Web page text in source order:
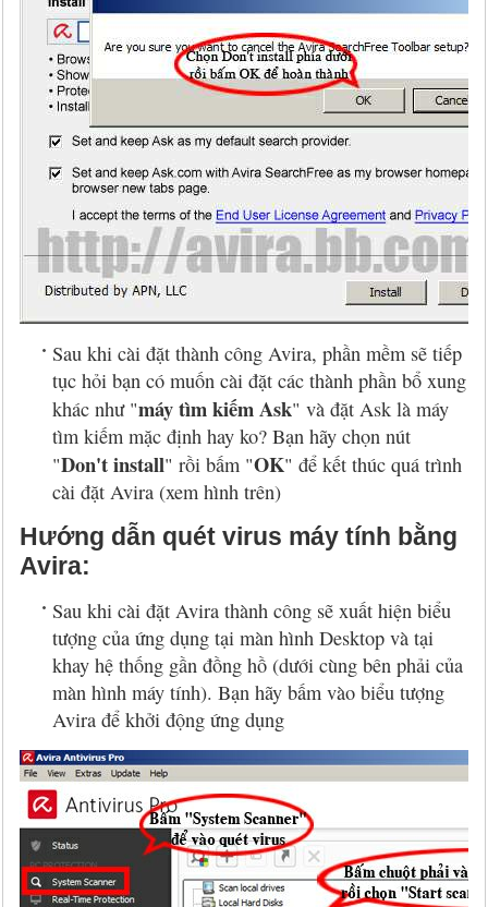
Sau khi cài đặt thành công Avira, phần mềm sẽ tiếp
tục hỏi bạn có muốn cài đặt các thành phần bổ xung
khác như "máy tìm kiếm Ask" và đặt Ask là máy
tìm kiếm mặc định hay ko? Bạn hãy chọn nút
"Don't install" rồi bấm "OK" để kết thúc quá trình
cài đặt Avira (xem hình trên)
Hướng dẫn quét virus máy tính bằng
Avira:
Sau khi cài đặt Avira thành công sẽ xuất hiện biểu
tượng của ứng dụng tại màn hình Desktop và tại
khay hệ thống gần đồng hồ (dưới cùng bên phải của
màn hình máy tính). Bạn hãy bấm vào biểu tượng
Avira để khởi động ứng dụng